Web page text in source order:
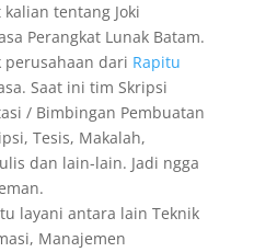
tentang Joki
Perangkat Lunak Batam.
perusahaan dari Rapitu
Saat ini tim Skripsi
/ Bimbingan Pembuatan
Tesis, Makalah,
dan lain-lain. Jadi ngga
layani antara lain Teknik
Manajemen